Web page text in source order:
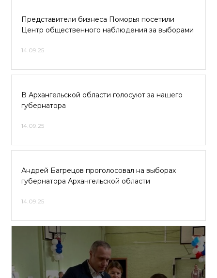
Представители бизнеса Поморья посетили
Центр общественного наблюдения за выборами
14.09.25
В Архангельской области голосуют за нашего
губернатора
14.09.25
Андрей Багрецов проголосовал на выборах
губернатора Архангельской области
14.09.25